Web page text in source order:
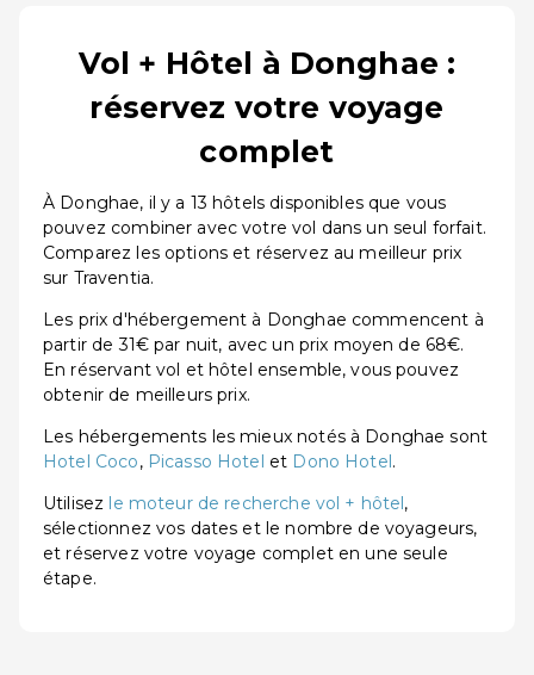
Vol + Hôtel à Donghae :
réservez votre voyage
complet
À Donghae, il y a 13 hôtels disponibles que vous
pouvez combiner avec votre vol dans un seul forfait.
Comparez les options et réservez au meilleur prix
sur Traventia.
Les prix d'hébergement à Donghae commencent à
partir de 31€ par nuit, avec un prix moyen de 68€.
En réservant vol et hôtel ensemble, vous pouvez
obtenir de meilleurs prix.
Les hébergements les mieux notés à Donghae sont
Hotel Coco, Picasso Hotel et Dono Hotel.
Utilisez le moteur de recherche vol + hôtel,
sélectionnez vos dates et le nombre de voyageurs,
et réservez votre voyage complet en une seule
étape.